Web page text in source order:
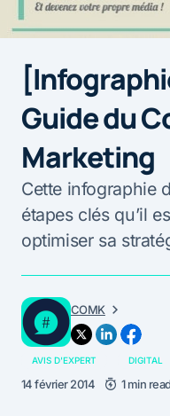
Guide du
Marketing
Cette infographie
étapes clés qu’il
optimiser sa
COMK
AVIS D'EXPERT DIGITAL
14 février 2014 1 min read